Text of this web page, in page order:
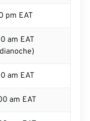
pm EAT
am EAT
am EAT
am EAT